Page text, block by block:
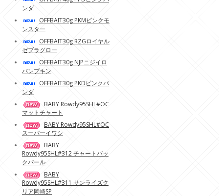
ンダ
OFFBAIT30g PKMピンクモ
ンスター
OFFBAIT30g RZGロイヤル
ゼブラグロー
OFFBAIT30g NJPニジイロ
パンプキン
OFFBAIT30g PKDピンクパ
ンダ
BABY Rowdy95SHL#OC
マットチャート
BABY Rowdy95SHL#OC
スーパーイワシ
BABY
Rowdy95SHL#312 チャートバッ
クパール
BABY
Rowdy95SHL#311 サンライズク
リア岡崎SP